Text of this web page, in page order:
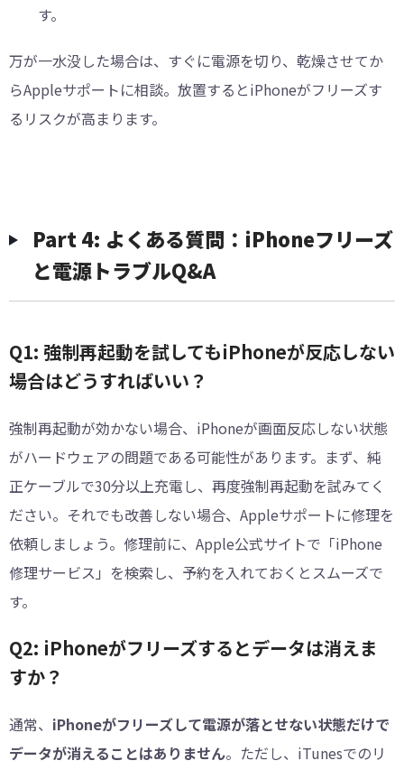
す。
万が一水没した場合は、すぐに電源を切り、乾燥させてか
らAppleサポートに相談。放置するとiPhoneがフリーズす
るリスクが高まります。
Part 4: よくある質問：iPhoneフリーズ
と電源トラブルQ&A
Q1: 強制再起動を試してもiPhoneが反応しない
場合はどうすればいい？
強制再起動が効かない場合、iPhoneが画面反応しない状態
がハードウェアの問題である可能性があります。まず、純
正ケーブルで30分以上充電し、再度強制再起動を試みてく
ださい。それでも改善しない場合、Appleサポートに修理を
依頼しましょう。修理前に、Apple公式サイトで「iPhone
修理サービス」を検索し、予約を入れておくとスムーズで
す。
Q2: iPhoneがフリーズするとデータは消えま
すか？
通常、 iPhoneがフリーズして電源が落とせない状態だけで
データが消えることはありません。ただし、iTunesでのリ